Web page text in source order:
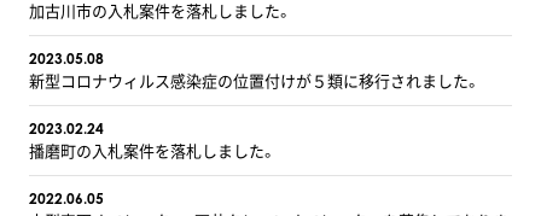
加古川市の入札案件を落札しました。
2023.05.08
新型コロナウィルス感染症の位置付けが５類に移行されました。
2023.02.24
播磨町の入札案件を落札しました。
2022.06.05